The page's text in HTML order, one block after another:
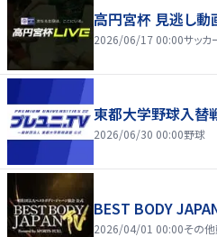
高円宮杯 見逃し動
2026/06/17 00:00サッカ
東都大学野球入替
2026/06/30 00:00野球
BEST BODY
2026/04/01 00:00その